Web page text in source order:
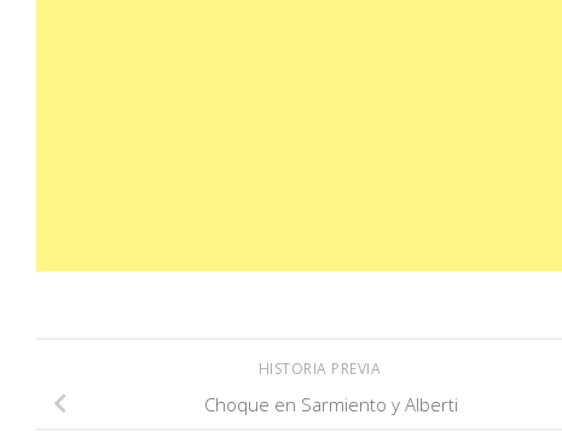
HISTORIA PREVIA
Choque en Sarmiento y Alberti